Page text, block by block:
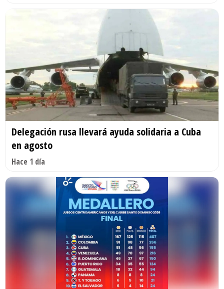
Delegación rusa llevará ayuda solidaria a Cuba
en agosto
Hace 1 día